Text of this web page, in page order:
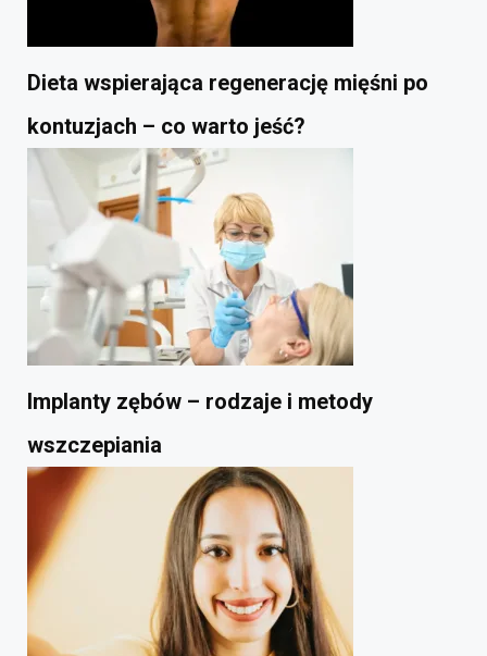
Dieta wspierająca regenerację mięśni po
kontuzjach – co warto jeść?
Implanty zębów – rodzaje i metody
wszczepiania